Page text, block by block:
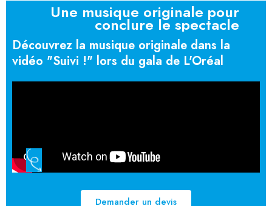
Une musique originale pour
conclure le spectacle
Découvrez la musique originale dans la
vidéo "Suivi !" lors du gala de L'Oréal
Demander un devis